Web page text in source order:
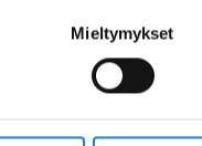
Mieltymykset